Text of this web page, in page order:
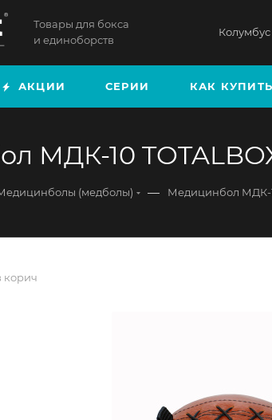
Товары для бокса
и единоборств
Колумбус
АКЦИИ СЕРИИ КАК КУПИТЬ
МДК-10
(медболы) — Медицинбол МДК-
корич